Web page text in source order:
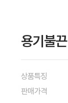
용기불
상품특징
판매가격